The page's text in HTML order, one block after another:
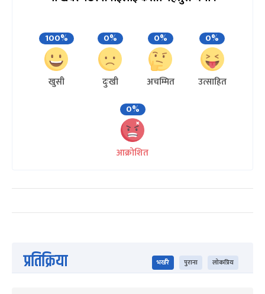
100%
खुसी
0%
दुःखी
0%
अचम्मित
0%
उत्साहित
0%
आक्रोशित
प्रतिक्रिया भर्खरै पुराना लोकप्रिय